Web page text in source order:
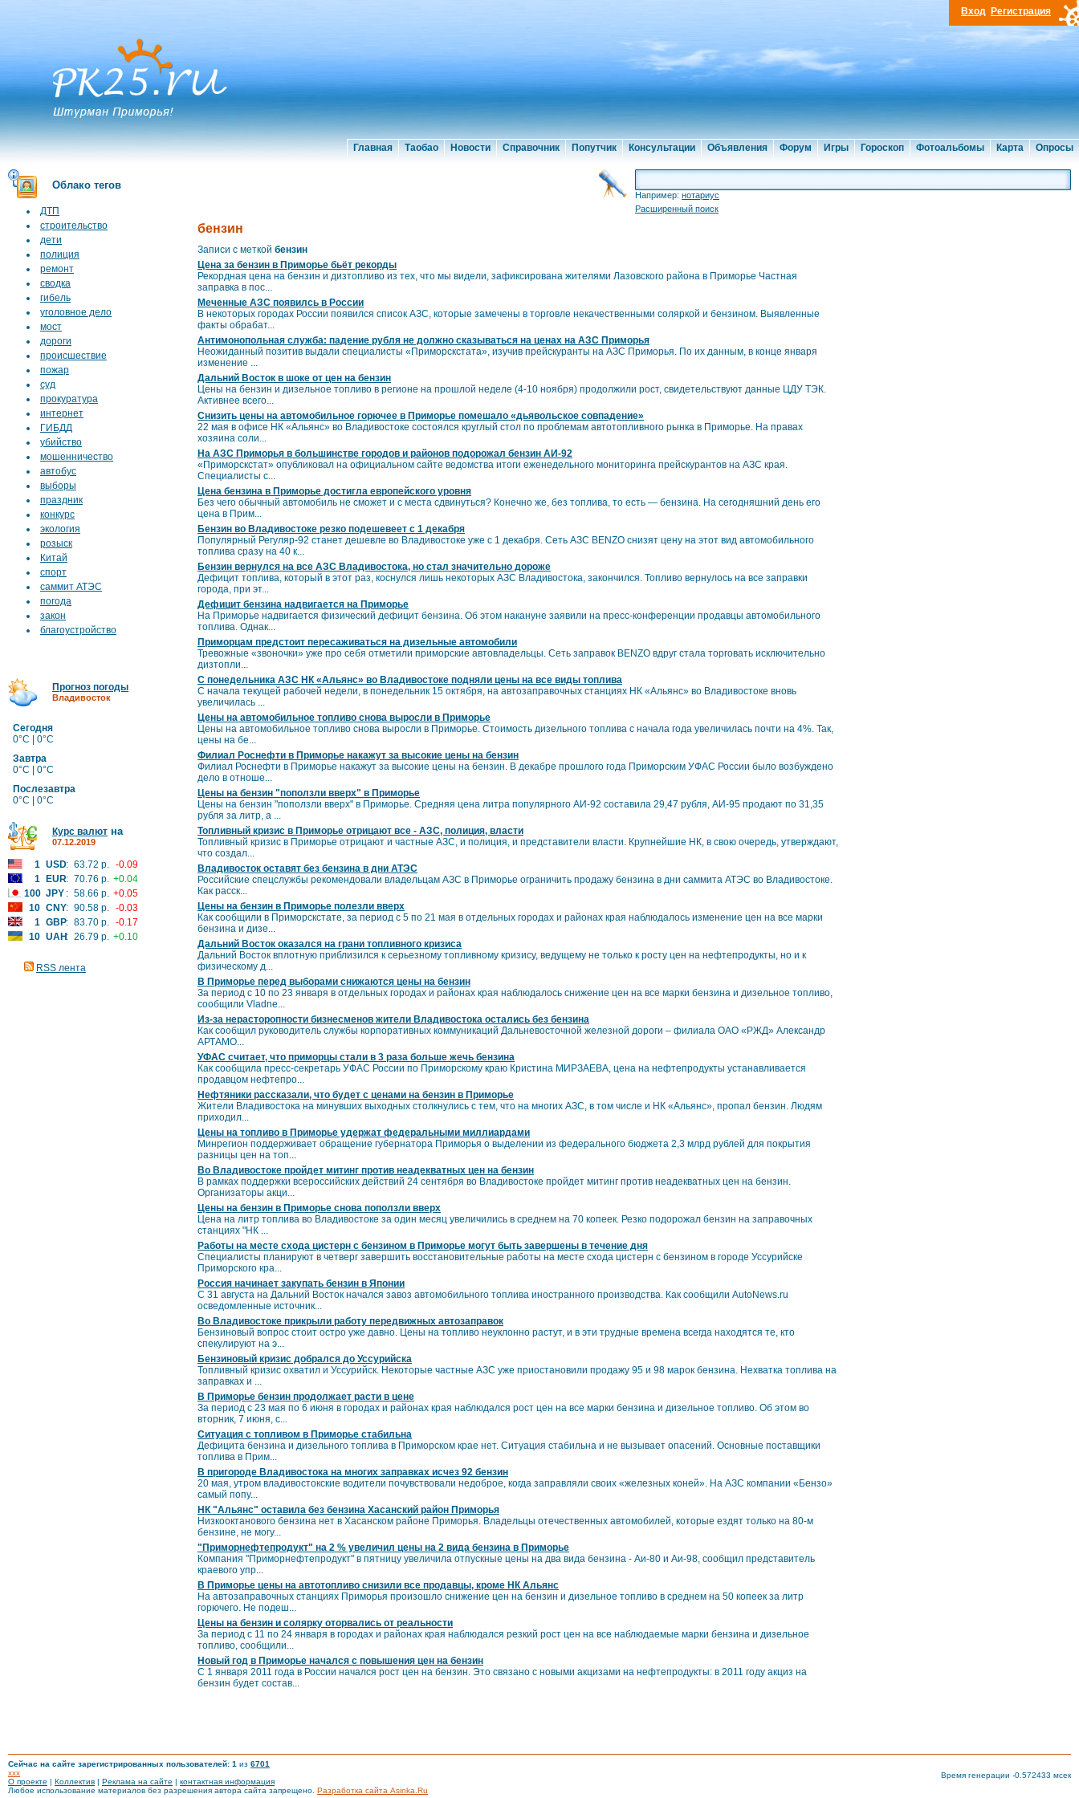
Главная Таобао Новости Справочник Попутчик Консультации Объявления Форум Игры Гороскоп Фотоальбомы Карта Опросы
Вход Регистрация
Облако тегов
ДТП
строительство
дети
полиция
ремонт
сводка
гибель
уголовное дело
мост
дороги
происшествие
пожар
суд
прокуратура
интернет
ГИБДД
убийство
мошенничество
автобус
выборы
праздник
конкурс
экология
розыск
Китай
спорт
саммит АТЭС
погода
закон
благоустройство
Прогноз погоды
Владивосток
Сегодня
0°C | 0°C
Завтра
0°C | 0°C
Послезавтра
0°C | 0°C
Курс валют на
07.12.2019
1 USD: 63.72 р. -0.09
1
EUR: 70.76 р. +0.04
100 JPY : 58.66 р. +0.05
10 CNY: 90.58 р. -0.03
1 GBP: 83.70 р. -0.17
10 UAH: 26.79 р. +0.10
RSS лента
Например: нотариус
Расширенный поиск
бензин
Записи с меткой бензин
Цена за бензин в Приморье бьёт рекорды
Рекордная цена на бензин и дизтопливо из тех, что мы видели, зафиксирована жителями Лазовского района в Приморье Частная
заправка в пос...
Меченные АЗС появилсь в России
В некоторых городах России появился список АЗС, которые замечены в торговле некачественными соляркой и бензином. Выявленные
факты обрабат...
Антимонопольная служба: падение рубля не должно сказываться на ценах на АЗС Приморья
Неожиданный позитив выдали специалисты «Приморскстата», изучив прейскуранты на АЗС Приморья. По их данным, в конце января
изменение ...
Дальний Восток в шоке от цен на бензин
Цены на бензин и дизельное топливо в регионе на прошлой неделе (4-10 ноября) продолжили рост, свидетельствуют данные ЦДУ ТЭК.
Активнее всего...
Снизить цены на автомобильное горючее в Приморье помешало «дьявольское совпадение»
22 мая в офисе НК «Альянс» во Владивостоке состоялся круглый стол по проблемам автотопливного рынка в Приморье. На правах
хозяина соли...
На АЗС Приморья в большинстве городов и районов подорожал бензин АИ-92
«Приморскстат» опубликовал на официальном сайте ведомства итоги еженедельного мониторинга прейскурантов на АЗС края.
Специалисты с...
Цена бензина в Приморье достигла европейского уровня
Без чего обычный автомобиль не сможет и с места сдвинуться? Конечно же, без топлива, то есть — бензина. На сегодняшний день его
цена в Прим...
Бензин во Владивостоке резко подешевеет с 1 декабря
Популярный Регуляр-92 станет дешевле во Владивостоке уже с 1 декабря. Сеть АЗС BENZO снизят цену на этот вид автомобильного
топлива сразу на 40 к...
Бензин вернулся на все АЗС Владивостока, но стал значительно дороже
Дефицит топлива, который в этот раз, коснулся лишь некоторых АЗС Владивостока, закончился. Топливо вернулось на все заправки
города, при эт...
Дефицит бензина надвигается на Приморье
На Приморье надвигается физический дефицит бензина. Об этом накануне заявили на пресс-конференции продавцы автомобильного
топлива. Однак...
Приморцам предстоит пересаживаться на дизельные автомобили
Тревожные «звоночки» уже про себя отметили приморские автовладельцы. Сеть заправок BENZO вдруг стала торговать исключительно
дизтопли...
С понедельника АЗС НК «Альянс» во Владивостоке подняли цены на все виды топлива
С начала текущей рабочей недели, в понедельник 15 октября, на автозаправочных станциях НК «Альянс» во Владивостоке вновь
увеличилась ...
Цены на автомобильное топливо снова выросли в Приморье
Цены на автомобильное топливо снова выросли в Приморье. Стоимость дизельного топлива с начала года увеличилась почти на 4%. Так,
цены на бе...
Филиал Роснефти в Приморье накажут за высокие цены на бензин
Филиал Роснефти в Приморье накажут за высокие цены на бензин. В декабре прошлого года Приморским УФАС России было возбуждено
дело в отноше...
Цены на бензин "поползли вверх" в Приморье
Цены на бензин "поползли вверх" в Приморье. Средняя цена литра популярного АИ-92 составила 29,47 рубля, АИ-95 продают по 31,35
рубля за литр, а ...
Топливный кризис в Приморье отрицают все - АЗС, полиция, власти
Топливный кризис в Приморье отрицают и частные АЗС, и полиция, и представители власти. Крупнейшие НК, в свою очередь, утверждают,
что создал...
Владивосток оставят без бензина в дни АТЭС
Российские спецслужбы рекомендовали владельцам АЗС в Приморье ограничить продажу бензина в дни саммита АТЭС во Владивостоке.
Как расск...
Цены на бензин в Приморье полезли вверх
Как сообщили в Приморскстате, за период с 5 по 21 мая в отдельных городах и районах края наблюдалось изменение цен на все марки
бензина и дизе...
Дальний Восток оказался на грани топливного кризиса
Дальний Восток вплотную приблизился к серьезному топливному кризису, ведущему не только к росту цен на нефтепродукты, но и к
физическому д...
В Приморье перед выборами снижаются цены на бензин
За период с 10 по 23 января в отдельных городах и районах края наблюдалось снижение цен на все марки бензина и дизельное топливо,
сообщили Vladne...
Из-за нерасторопности бизнесменов жители Владивостока остались без бензина
Как сообщил руководитель службы корпоративных коммуникаций Дальневосточной железной дороги – филиала ОАО «РЖД» Александр
АРТАМО...
УФАС считает, что приморцы стали в 3 раза больше жечь бензина
Как сообщила пресс-секретарь УФАС России по Приморскому краю Кристина МИРЗАЕВА, цена на нефтепродукты устанавливается
продавцом нефтепро...
Нефтяники рассказали, что будет с ценами на бензин в Приморье
Жители Владивостока на минувших выходных столкнулись с тем, что на многих АЗС, в том числе и НК «Альянс», пропал бензин. Людям
приходил...
Цены на топливо в Приморье удержат федеральными миллиардами
Минрегион поддерживает обращение губернатора Приморья о выделении из федерального бюджета 2,3 млрд рублей для покрытия
разницы цен на топ...
Во Владивостоке пройдет митинг против неадекватных цен на бензин
В рамках поддержки всероссийских действий 24 сентября во Владивостоке пройдет митинг против неадекватных цен на бензин.
Организаторы акци...
Цены на бензин в Приморье снова поползли вверх
Цена на литр топлива во Владивостоке за один месяц увеличились в среднем на 70 копеек. Резко подорожал бензин на заправочных
станциях "НК ...
Работы на месте схода цистерн с бензином в Приморье могут быть завершены в течение дня
Специалисты планируют в четверг завершить восстановительные работы на месте схода цистерн с бензином в городе Уссурийске
Приморского кра...
Россия начинает закупать бензин в Японии
С 31 августа на Дальний Восток начался завоз автомобильного топлива иностранного производства. Как сообщили AutoNews.ru
осведомленные источник...
Во Владивостоке прикрыли работу передвижных автозаправок
Бензиновый вопрос стоит остро уже давно. Цены на топливо неуклонно растут, и в эти трудные времена всегда находятся те, кто
спекулируют на э...
Бензиновый кризис добрался до Уссурийска
Топливный кризис охватил и Уссурийск. Некоторые частные АЗС уже приостановили продажу 95 и 98 марок бензина. Нехватка топлива на
заправках и ...
В Приморье бензин продолжает расти в цене
За период с 23 мая по 6 июня в городах и районах края наблюдался рост цен на все марки бензина и дизельное топливо. Об этом во
вторник, 7 июня, с...
Ситуация с топливом в Приморье стабильна
Дефицита бензина и дизельного топлива в Приморском крае нет. Ситуация стабильна и не вызывает опасений. Основные поставщики
топлива в Прим...
В пригороде Владивостока на многих заправках исчез 92 бензин
20 мая, утром владивостокские водители почувствовали недоброе, когда заправляли своих «железных коней». На АЗС компании «Бензо»
самый попу...
НК "Альянс" оставила без бензина Хасанский район Приморья
Низкооктанового бензина нет в Хасанском районе Приморья. Владельцы отечественных автомобилей, которые ездят только на 80-м
бензине, не могу...
"Приморнефтепродукт" на 2 % увеличил цены на 2 вида бензина в Приморье
Компания "Приморнефтепродукт" в пятницу увеличила отпускные цены на два вида бензина - Аи-80 и Аи-98, сообщил представитель
краевого упр...
В Приморье цены на автотопливо снизили все продавцы, кроме НК Альянс
На автозаправочных станциях Приморья произошло снижение цен на бензин и дизельное топливо в среднем на 50 копеек за литр
горючего. Не подеш...
Цены на бензин и солярку оторвались от реальности
За период с 11 по 24 января в городах и районах края наблюдался резкий рост цен на все наблюдаемые марки бензина и дизельное
топливо, сообщили...
Новый год в Приморье начался с повышения цен на бензин
С 1 января 2011 года в России начался рост цен на бензин. Это связано с новыми акцизами на нефтепродукты: в 2011 году акциз на
бензин будет состав...
Сейчас на сайте зарегистрированных пользователей: 1 из 6701
xxx
О проекте | Коллектив | Реклама на сайте | контактная информация
Любое использование материалов без разрешения автора сайта запрещено. Разработка сайта Asinka.Ru
Время генерации -0.572433 мсек